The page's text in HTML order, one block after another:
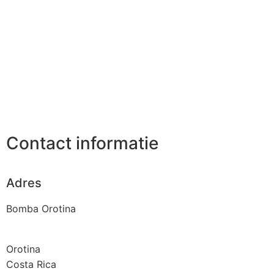
Contact informatie
Adres
Bomba Orotina
Orotina
Costa Rica